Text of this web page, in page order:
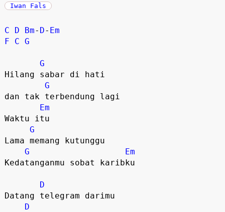
Iwan Fals
C D Bm- D- Em
F
C G
G
Hilang sabar di hati
G
dan tak terbendung lagi
Em
Waktu itu
G
Lama memang kutunggu
G
Em
Kedatanganmu sobat karibku
D
Datang telegram darimu
D